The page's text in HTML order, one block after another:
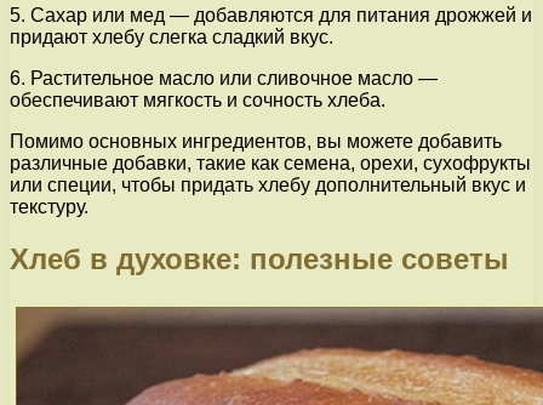
5. Сахар или мед — добавляются для питания дрожжей и
придают хлебу слегка сладкий вкус.
6. Растительное масло или сливочное масло —
обеспечивают мягкость и сочность хлеба.
Помимо основных ингредиентов, вы можете добавить
различные добавки, такие как семена, орехи, сухофрукты
или специи, чтобы придать хлебу дополнительный вкус и
текстуру.
Хлеб в духовке: полезные советы